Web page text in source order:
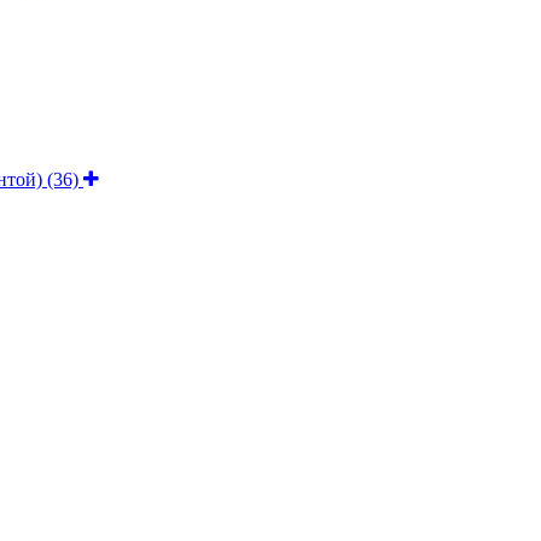
(36)